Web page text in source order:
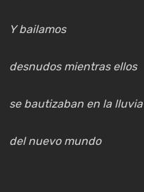
Y bailamos
desnudos mientras ellos
se bautizaban en la lluvia
del nuevo mundo